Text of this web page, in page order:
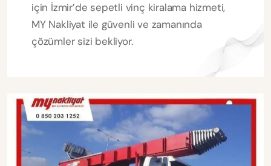
için İzmir’de sepetli vinç kiralama hizmeti,
MY Nakliyat ile güvenli ve zamanında
çözümler sizi bekliyor.